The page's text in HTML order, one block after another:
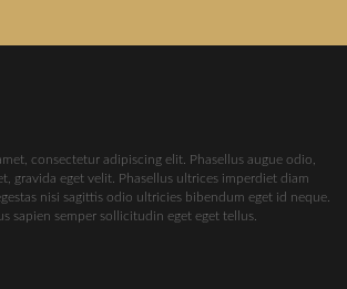
consectetur adipiscing elit. Phasellus augue odio,
gravida eget velit. Phasellus ultrices imperdiet diam
nisi sagittis odio ultricies bibendum eget id neque.
sapien semper sollicitudin eget eget tellus.